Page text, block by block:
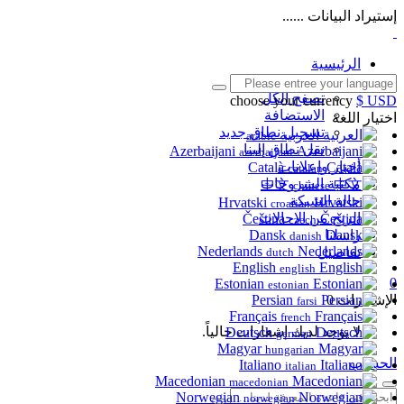
إستيراد البيانات ......
الرئيسية
المتجر
تصفح الكل
الاستضافة
تسجيل نطاق جديد
نقل نطاق إلينا
أخبار وإعلانات
مكتبة الشروحات
حالة الشبكة
الربح من الاحالات
راسلنا
تفاصيل
0
الإشعارات0
لا يوجد لديك إشعارات حالياً.
الحساب
choose your currency $ USD
اختيار اللغة
العربيةarabic
Azerbaijani
azerbaijani
Català
catalan
中文
chinese
Hrvatski
croatian
Čeština
czech
danish
dutch
english
estonian
farsi
french
Deutsch
german
hungarian
italian
macedonian
Norwegian
norwegian